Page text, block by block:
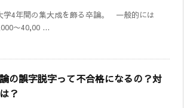
学4年間の集大成を飾る卒論。 一般的には
〜40,00 ...
の誤字脱字って不合格になるの？対
？